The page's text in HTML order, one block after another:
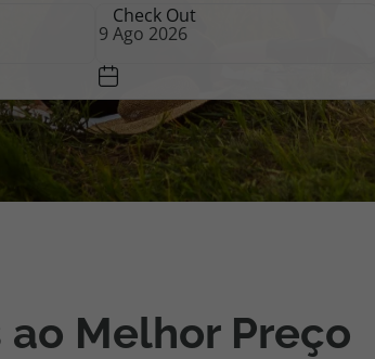
Check Out
ao Melhor Preço